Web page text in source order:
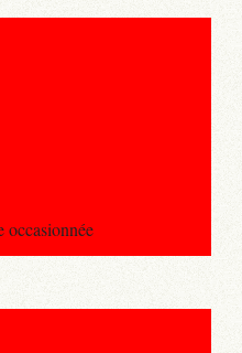
occasionnée